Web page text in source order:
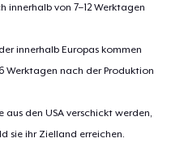
innerhalb von 7–12 Werktagen
innerhalb Europas kommen
Werktagen nach der Produktion
den USA verschickt werden,
sie ihr Zielland erreichen.